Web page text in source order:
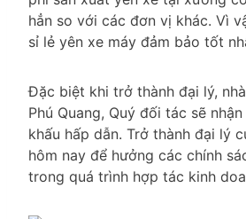
hẳn so với các đơn vị khác. Vì
sỉ lẻ yên xe máy đảm bảo tốt
Đặc biệt khi trở thành đại lý,
Phú Quang, Quý đối tác sẽ
khấu hấp dẫn. Trở thành đại lý
hôm nay để hưởng các chính
trong quá trình hợp tác kinh